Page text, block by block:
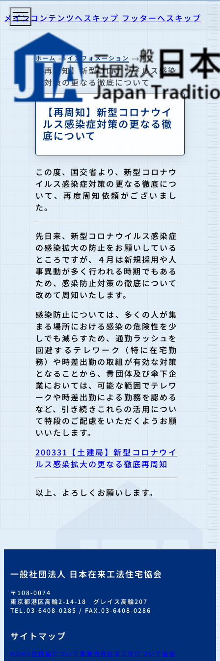
メインコンテンツへスキップ フッターへスキップ
ホーム インフォメーション
【再周知】新型コロナウイルス感染
症対策の更なる徹底について
【再周知】新型コロナウイ
ルス感染症対策の更なる徹
底について
この度、国交省より、新型コロナウ
イルス感染症対策の更なる徹底につ
いて、再度周知依頼がございまし
た。
先日来、新型コロナウイルス感染症
の感染拡大の防止をお願いして いる
ところですが、４月は新規採用や人
事異動が多く行われる時期でもある
ため、感染防止対策の徹底について
改めて周知いたします。
感染防止については、多くの人が集
まる場所における感染の危険性を少
しでも減らすため、通勤ラッシュを
回避するテレワーク（特に在宅勤
務）や時差出勤の取組が有効な対策
となることから、貴団体及び傘下企
業においては、可能な範囲でテレワ
ークや時差出勤による勤務を認める
など、引き続きこれらの活用につい
て特段のご配慮をいただくようお願
い いたします。
200331【土建局】新型コロナウイ
ルス感染拡大の更なる徹底再周知
以上、よろしくお願いします。
一般社団法人 日本在来工法住宅協会
〒108-0074
東京都港区高輪2-14-18 グレイス高輪207
TEL.03-6408-0285 / FAX.03-6408-0286
サイトマップ
HOME在住協について事業内容在来工法について協会